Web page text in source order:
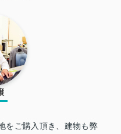
をご購入頂き、建物も弊